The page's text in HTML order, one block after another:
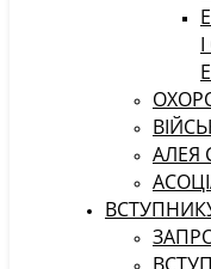
АЛЕЯ